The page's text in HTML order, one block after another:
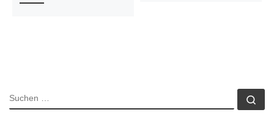
SUCHE